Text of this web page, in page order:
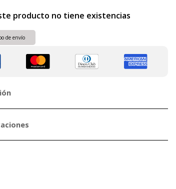
producto no tiene existencias
de envío